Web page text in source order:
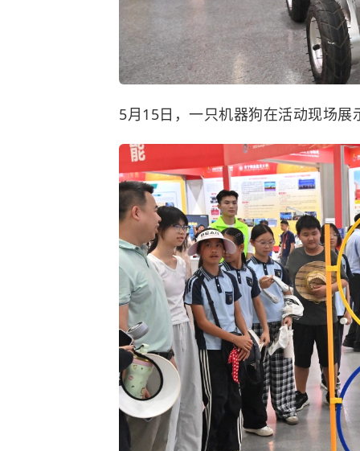
5月15日，一只机器狗在活动现场